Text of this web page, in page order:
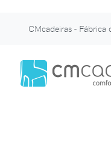
CMcadeiras - Fábrica